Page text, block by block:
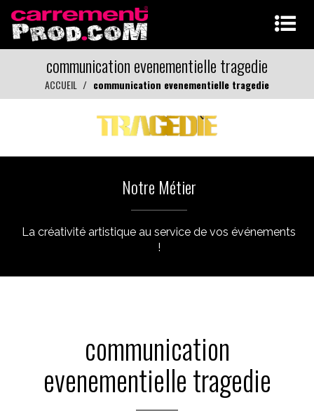
communication evenementielle tragedie
ACCUEIL communication evenementielle tragedie
Notre Métier
La créativité artistique au service de vos événements
!
communication
evenementielle tragedie